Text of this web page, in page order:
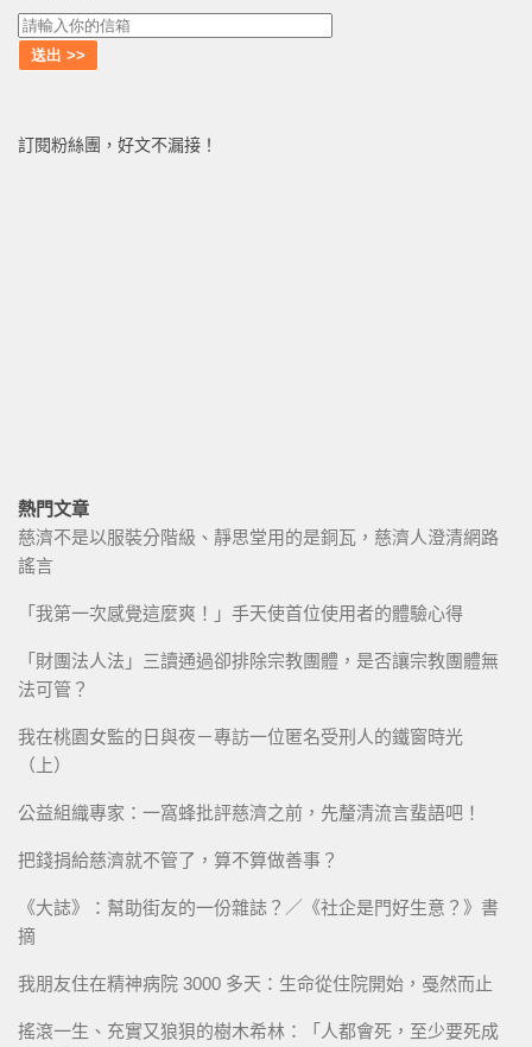
訂閱粉絲團，好文不漏接！
熱門文章
慈濟不是以服裝分階級、靜思堂用的是銅瓦，慈濟人澄清網路
謠言
「我第一次感覺這麼爽！」手天使首位使用者的體驗心得
「財團法人法」三讀通過卻排除宗教團體，是否讓宗教團體無
法可管？
我在桃園女監的日與夜－專訪一位匿名受刑人的鐵窗時光
（上）
公益組織專家：一窩蜂批評慈濟之前，先釐清流言蜚語吧！
把錢捐給慈濟就不管了，算不算做善事？
《大誌》：幫助街友的一份雜誌？／《社企是門好生意？》書
摘
我朋友住在精神病院 3000 多天：生命從住院開始，戞然而止
搖滾一生、充實又狼狽的樹木希林：「人都會死，至少要死成